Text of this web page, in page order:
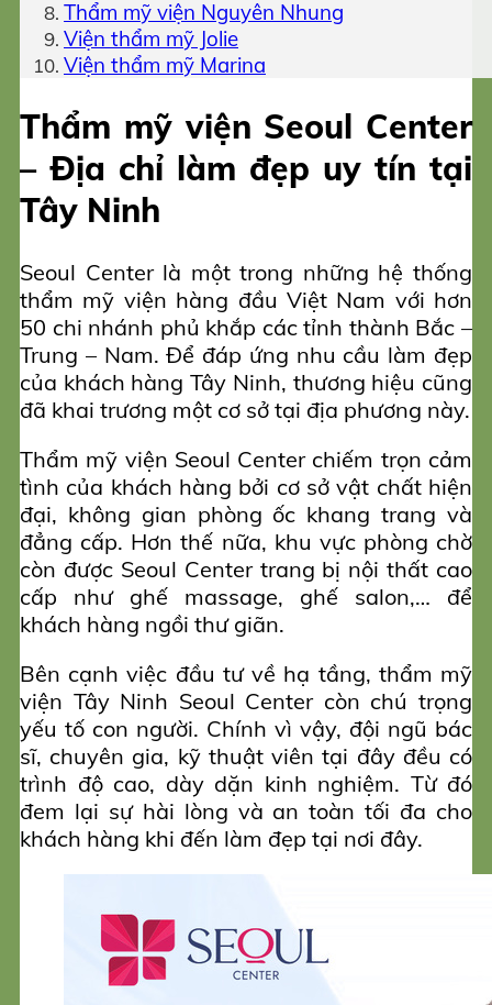
Thẩm mỹ viện Nguyên Nhung
Viện thẩm mỹ Jolie
Viện thẩm mỹ Marina
Thẩm mỹ viện Seoul Center
– Địa chỉ làm đẹp uy tín tại
Tây Ninh
Seoul Center là một trong những hệ thống
thẩm mỹ viện hàng đầu Việt Nam với hơn
50 chi nhánh phủ khắp các tỉnh thành Bắc –
Trung – Nam. Để đáp ứng nhu cầu làm đẹp
của khách hàng Tây Ninh, thương hiệu cũng
đã khai trương một cơ sở tại địa phương này.
Thẩm mỹ viện Seoul Center chiếm trọn cảm
tình của khách hàng bởi cơ sở vật chất hiện
đại, không gian phòng ốc khang trang và
đẳng cấp. Hơn thế nữa, khu vực phòng chờ
còn được Seoul Center trang bị nội thất cao
cấp như ghế massage, ghế salon,… để
khách hàng ngồi thư giãn.
Bên cạnh việc đầu tư về hạ tầng, thẩm mỹ
viện Tây Ninh Seoul Center còn chú trọng
yếu tố con người. Chính vì vậy, đội ngũ bác
sĩ, chuyên gia, kỹ thuật viên tại đây đều có
trình độ cao, dày dặn kinh nghiệm. Từ đó
đem lại sự hài lòng và an toàn tối đa cho
khách hàng khi đến làm đẹp tại nơi đây.